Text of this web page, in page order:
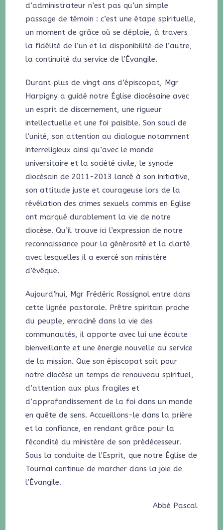
d’administrateur n’est pas qu’un simple
passage de témoin : c’est une étape spirituelle,
un moment de grâce où se déploie, à travers
la fidélité de l’un et la disponibilité de l’autre,
la continuité du service de l’Évangile.
Durant plus de vingt ans d’épiscopat, Mgr
Harpigny a guidé notre Église diocésaine avec
un esprit de discernement, une rigueur
intellectuelle et une foi paisible. Son souci de
l’unité, son attention au dialogue notamment
interreligieux ainsi qu’avec le monde
universitaire et la société civile, le synode
diocésain de 2011-2013 lancé à son initiative,
son attitude juste et courageuse lors de la
révélation des crimes sexuels commis en Eglise
ont marqué durablement la vie de notre
diocèse. Qu’il trouve ici l’expression de notre
reconnaissance pour la générosité et la clarté
avec lesquelles il a exercé son ministère
d’évêque.
Aujourd’hui, Mgr Frédéric Rossignol entre dans
cette lignée pastorale. Prêtre spiritain proche
du peuple, enraciné dans la vie des
communautés, il apporte avec lui une écoute
bienveillante et une énergie nouvelle au service
de la mission. Que son épiscopat soit pour
notre diocèse un temps de renouveau spirituel,
d’attention aux plus fragiles et
d’approfondissement de la foi dans un monde
en quête de sens. Accueillons-le dans la prière
et la confiance, en rendant grâce pour la
fécondité du ministère de son prédécesseur.
Sous la conduite de l’Esprit, que notre Église de
Tournai continue de marcher dans la joie de
l’Évangile.
Abbé Pascal